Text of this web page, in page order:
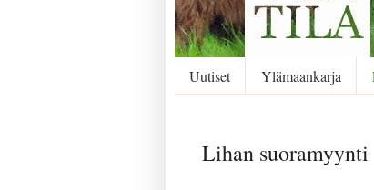
Uutiset Ylämaankarja
Lihan suoramyynti